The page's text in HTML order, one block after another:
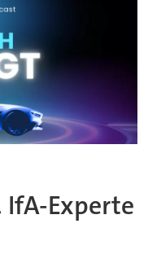
Experte